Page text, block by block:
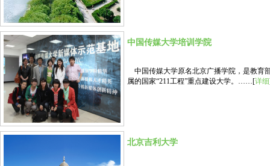
中国传媒大学培训学院
中国传媒大学原名北京广播学院，是教育
属的国家“211工程”重点建设大学。……[详细
北京吉利大学